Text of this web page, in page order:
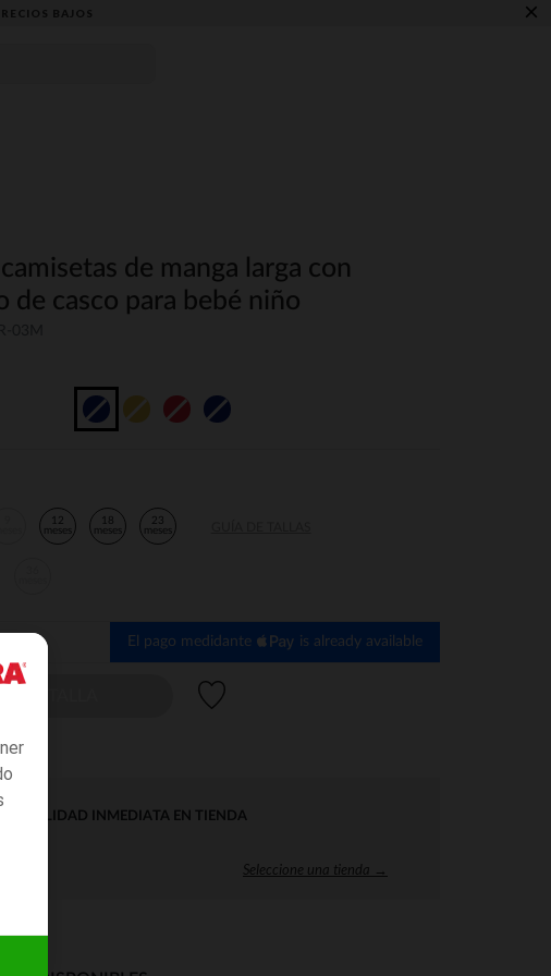
BAJOS ×
de manga larga con
de casco para bebé niño
12
meses
18
meses
23
meses
El pago medidante is already available
INMEDIATA EN TIENDA
Seleccione una tienda →